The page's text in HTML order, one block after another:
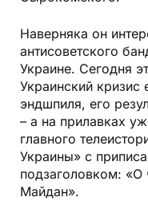
Наверняка он
антисоветского
Украине. Сегодня
Украинский
эндшпиля, его
– а на прилавках
главного
Украины» с
подзаголовком: «О
Майдан».